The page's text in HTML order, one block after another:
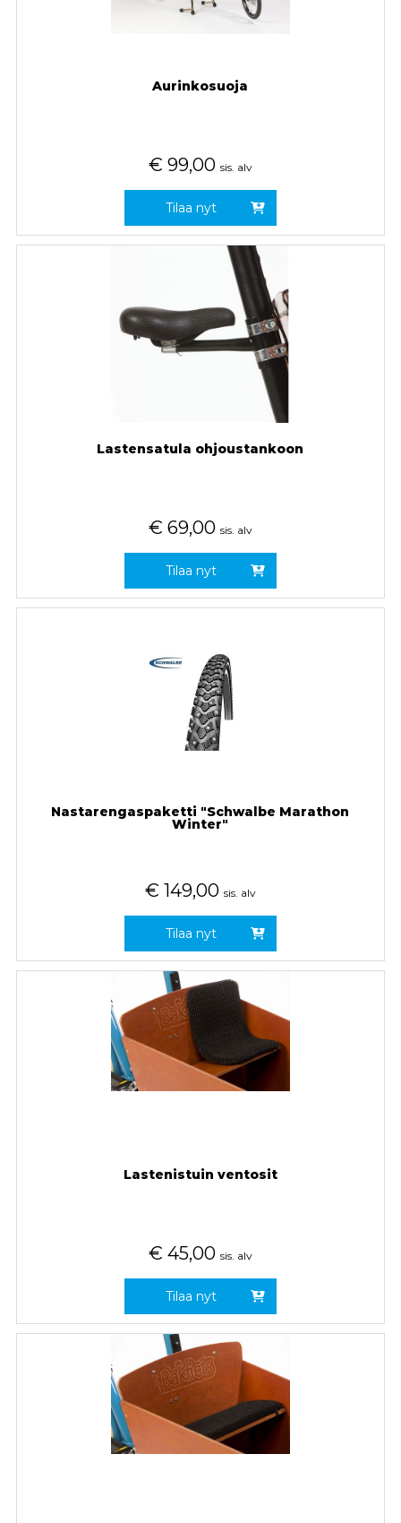
Aurinkosuoja
€ 99,00 sis. alv
Tilaa nyt
Lastensatula ohjoustankoon
€ 69,00 sis. alv
Tilaa nyt
Nastarengaspaketti "Schwalbe Marathon
Winter"
€ 149,00 sis. alv
Tilaa nyt
Lastenistuin ventosit
€ 45,00 sis. alv
Tilaa nyt